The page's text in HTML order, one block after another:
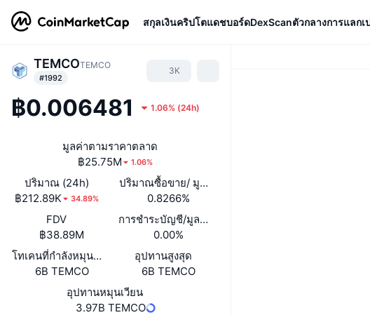
สกุลเงินคริปโตแดชบอร์ดDexScanตัวกลางการแลกเ
TEMCOTEMCO
#1992
3K
฿0.006481 1.06% (24h)
มูลค่าตามราคาตลาด
฿25.75M
1.06%
ปริมาณ (24h)
฿212.89K
34.89%
ปริมาณซื้อขาย/ มูลค่าหลักทรัพย์ตามราคาตลาด (24 ชม.)
0.8266%
FDV
฿38.89M
การชำระบัญชี/มูลค่าตลาด
0.00%
โทเคนที่กำลังหมุนเวียนหรือถูกล็อค
6B TEMCO
อุปทานสูงสุด
6B TEMCO
อุปทานหมุนเวียน
3.97B TEMCO